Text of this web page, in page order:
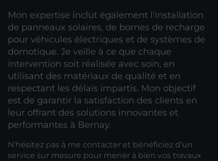
Mon expertise inclut également l'installation
de panneaux solaires, de bornes de recharge
pour véhicules électriques et de systèmes de
domotique. Je veille à ce que chaque
intervention soit réalisée avec soin, en
utilisant des matériaux de qualité et en
respectant les délais impartis. Mon objectif
est de garantir la satisfaction des clients en
leur offrant des solutions innovantes et
performantes à Bernay.
N’hésitez pas à me contacter et bénéficiez d’un
service sur mesure pour mener à bien vos travaux